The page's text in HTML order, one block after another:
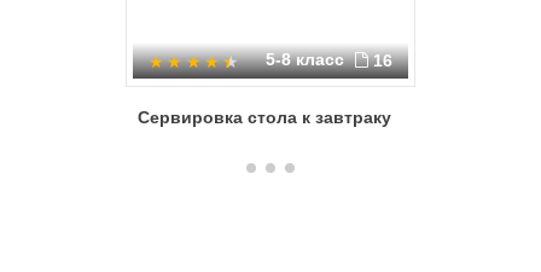
5-8 класс 16
Сервировка стола к завтраку